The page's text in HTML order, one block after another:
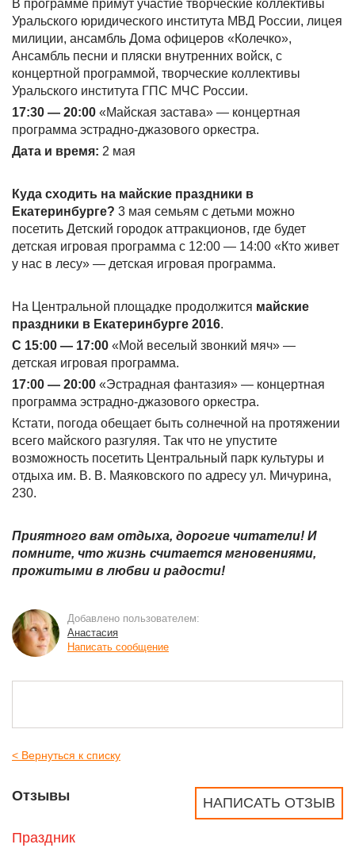
В программе примут участие творческие коллективы
Уральского юридического института МВД России, лицея
милиции, ансамбль Дома офицеров «Колечко»,
Ансамбль песни и пляски внутренних войск, с
концертной программой, творческие коллективы
Уральского института ГПС МЧС России.
17:30 — 20:00 «Майская застава» — концертная
программа эстрадно-джазового оркестра.
Дата и время: 2 мая
Куда сходить на майские праздники в
Екатеринбурге? 3 мая семьям с детьми можно
посетить Детский городок аттракционов, где будет
детская игровая программа с 12:00 — 14:00 «Кто живет
у нас в лесу» — детская игровая программа.
На Центральной площадке продолжится майские
праздники в Екатеринбурге 2016.
С 15:00 — 17:00 «Мой веселый звонкий мяч» —
детская игровая программа.
17:00 — 20:00 «Эстрадная фантазия» — концертная
программа эстрадно-джазового оркестра.
Кстати, погода обещает быть солнечной на протяжении
всего майского разгуляя. Так что не упустите
возможность посетить Центральный парк культуры и
отдыха им. В. В. Маяковского по адресу ул. Мичурина,
230.
Приятного вам отдыха, дорогие читатели! И
помните, что жизнь считается мгновениями,
прожитыми в любви и радости!
Добавлено пользователем:
Анастасия
Написать сообщение
< Вернуться к списку
НАПИСАТЬ ОТЗЫВ
Отзывы
Праздник